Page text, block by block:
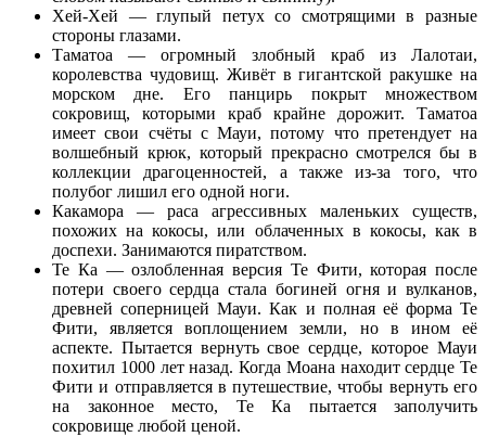
Хей-Хей — глупый петух со смотрящими в разные
стороны глазами.
Таматоа — огромный злобный краб из Лалотаи,
королевства чудовищ. Живёт в гигантской ракушке на
морском дне. Его панцирь покрыт множеством
сокровищ, которыми краб крайне дорожит. Таматоа
имеет свои счёты с Мауи, потому что претендует на
волшебный крюк, который прекрасно смотрелся бы в
коллекции драгоценностей, а также из-за того, что
полубог лишил его одной ноги.
Какамора — раса агрессивных маленьких существ,
похожих на кокосы, или облаченных в кокосы, как в
доспехи. Занимаются пиратством.
Те Ка — озлобленная версия Те Фити, которая после
потери своего сердца стала богиней огня и вулканов,
древней соперницей Мауи. Как и полная её форма Те
Фити, является воплощением земли, но в ином её
аспекте. Пытается вернуть свое сердце, которое Мауи
похитил 1000 лет назад. Когда Моана находит сердце Те
Фити и отправляется в путешествие, чтобы вернуть его
на законное место, Те Ка пытается заполучить
сокровище любой ценой.